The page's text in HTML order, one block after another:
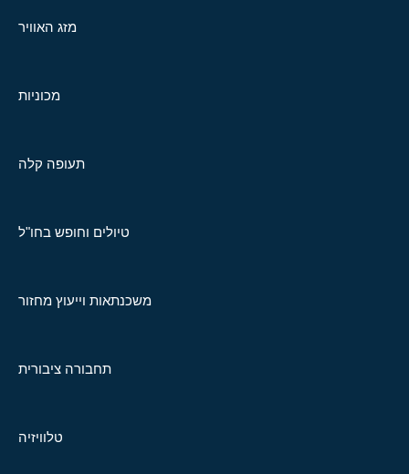
מזג האוויר
מכוניות
תעופה קלה
טיולים וחופש בחו"ל
משכנתאות וייעוץ מחזור
תחבורה ציבורית
טלוויזיה